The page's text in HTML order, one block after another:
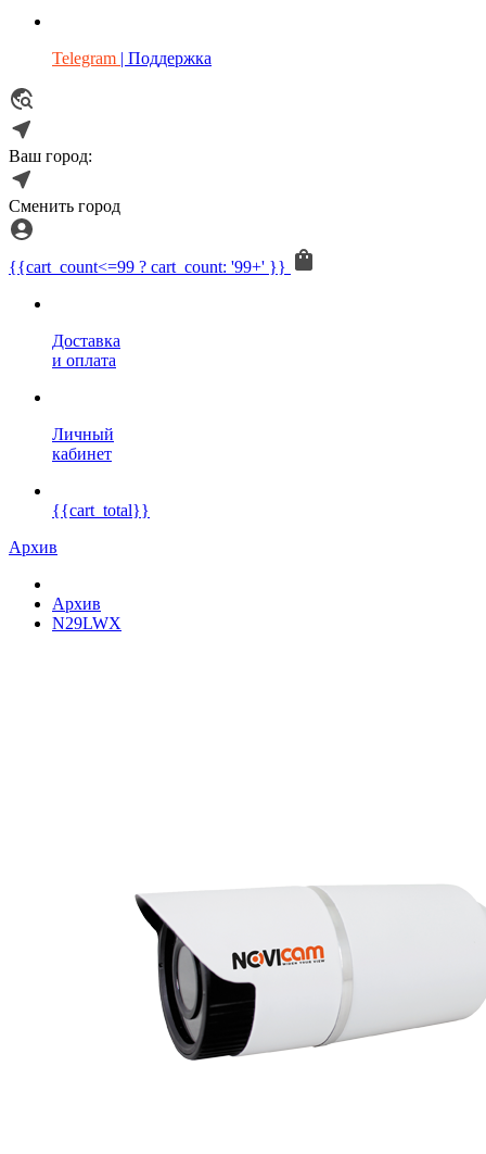
Telegram | Поддержка
Ваш город:
Сменить город
{{cart_count<=99 ? cart_count: '99+' }}
Доставка
и оплата
Личный
кабинет
{{cart_total}}
Архив
Архив
N29LWX